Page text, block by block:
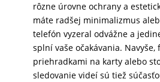
SPOTREBIČE
rôzne úrovne ochrany a
máte radšej minimalizmus
telefón vyzeral odvážne a
splní vaše očakávania. Navyše,
priehradkami na karty alebo
sledovanie videí sú tiež